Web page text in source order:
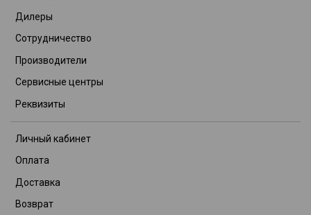
Дилеры
Сотрудничество
Производители
Сервисные центры
Реквизиты
Личный кабинет
Оплата
Доставка
Возврат